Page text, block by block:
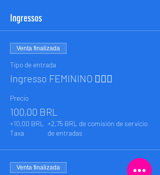
Ingressos
Venta finalizada
Tipo de entrada
Ingresso FEMININO 🙋🏼‍♀️
Precio
100,00 BRL
+10,00 BRL
Taxa
+2,75 BRL de comisión de servicio
de entradas
Venta finalizada